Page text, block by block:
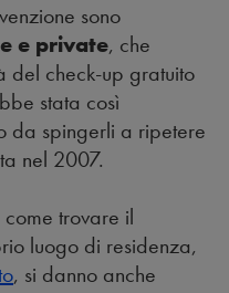
sono
e private, che
del check-up gratuito
stata così
da spingerli a ripetere
nel 2007.
trovare il
luogo di residenza,
, si danno anche